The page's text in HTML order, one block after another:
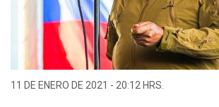
11 DE ENERO DE 2021 - 20:12 HRS.